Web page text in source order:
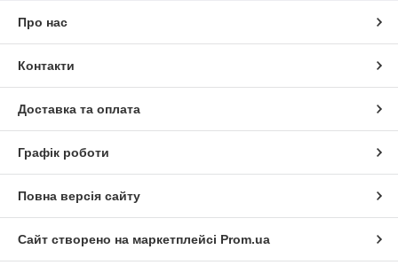
Про нас
Контакти
Доставка та оплата
Графік роботи
Повна версія сайту
Сайт створено на маркетплейсі Prom.ua